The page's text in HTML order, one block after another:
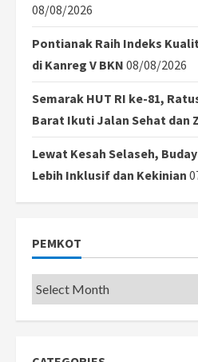
08/08/2026
Pontianak Raih Indeks
di Kanreg V BKN 08/08/2026
Semarak HUT RI ke-81,
Barat Ikuti Jalan Sehat dan
Lewat Kesah Selaseh,
Lebih Inklusif dan Kekinian
PEMKOT
Pemkot